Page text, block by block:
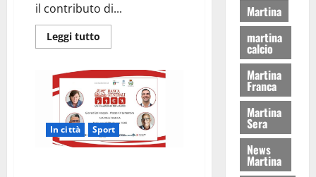
il contributo di...
Leggi tutto
In città Sport
Martina
martina
calcio
Martina
Franca
Martina
Sera
News
Martina